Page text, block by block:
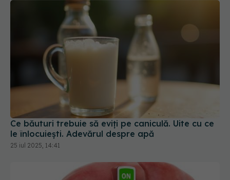
Ce băuturi trebuie să eviți pe caniculă. Uite cu ce
le înlocuiești. Adevărul despre apă
25 iul 2025, 14:41